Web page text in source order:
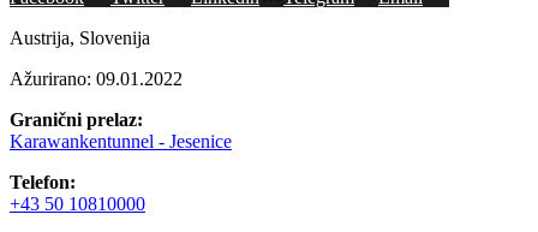
Austrija, Slovenija
Ažurirano: 09.01.2022
Granični prelaz:
Karawankentunnel - Jesenice
Telefon:
+43 50 10810000